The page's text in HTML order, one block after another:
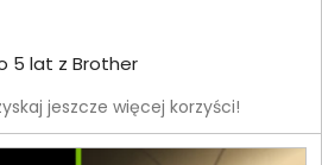
5 lat z Brother
jeszcze więcej korzyści!